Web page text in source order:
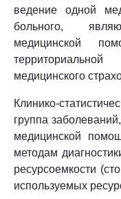
ведение одной
больного,
медицинской
медицинского
Клинико-
группа
медицинской
методам
ресурсоемкости
используемых